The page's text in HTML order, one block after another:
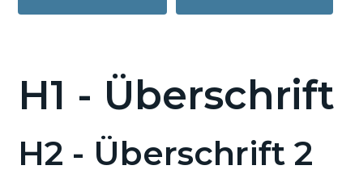
H1 - Überschrift
H2 - Überschrift 2